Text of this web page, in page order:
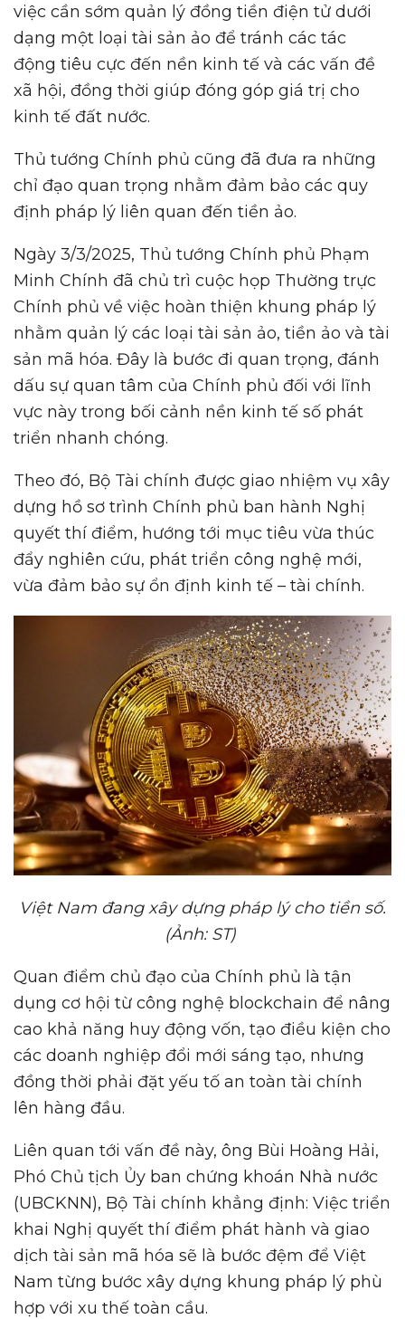
việc cần sớm quản lý đồng tiền điện tử dưới
dạng một loại tài sản ảo để tránh các tác
động tiêu cực đến nền kinh tế và các vấn đề
xã hội, đồng thời giúp đóng góp giá trị cho
kinh tế đất nước.
Thủ tướng Chính phủ cũng đã đưa ra những
chỉ đạo quan trọng nhằm đảm bảo các quy
định pháp lý liên quan đến tiền ảo.
Ngày 3/3/2025, Thủ tướng Chính phủ Phạm
Minh Chính đã chủ trì cuộc họp Thường trực
Chính phủ về việc hoàn thiện khung pháp lý
nhằm quản lý các loại tài sản ảo, tiền ảo và tài
sản mã hóa. Đây là bước đi quan trọng, đánh
dấu sự quan tâm của Chính phủ đối với lĩnh
vực này trong bối cảnh nền kinh tế số phát
triển nhanh chóng.
Theo đó, Bộ Tài chính được giao nhiệm vụ xây
dựng hồ sơ trình Chính phủ ban hành Nghị
quyết thí điểm, hướng tới mục tiêu vừa thúc
đẩy nghiên cứu, phát triển công nghệ mới,
vừa đảm bảo sự ổn định kinh tế – tài chính.
Việt Nam đang xây dựng pháp lý cho tiền số.
(Ảnh: ST)
Quan điểm chủ đạo của Chính phủ là tận
dụng cơ hội từ công nghệ blockchain để nâng
cao khả năng huy động vốn, tạo điều kiện cho
các doanh nghiệp đổi mới sáng tạo, nhưng
đồng thời phải đặt yếu tố an toàn tài chính
lên hàng đầu.
Liên quan tới vấn đề này, ông Bùi Hoàng Hải,
Phó Chủ tịch Ủy ban chứng khoán Nhà nước
(UBCKNN), Bộ Tài chính khẳng định: Việc triển
khai Nghị quyết thí điểm phát hành và giao
dịch tài sản mã hóa sẽ là bước đệm để Việt
Nam từng bước xây dựng khung pháp lý phù
hợp với xu thế toàn cầu.